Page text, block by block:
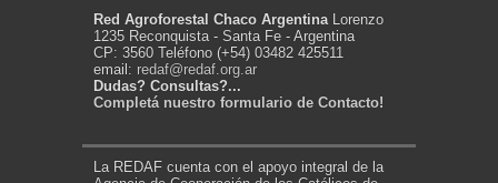
Red Agroforestal Chaco Argentina Lorenzo
1235 Reconquista - Santa Fe - Argentina
CP: 3560 Teléfono (+54) 03482 425511
email: redaf@redaf.org.ar
Dudas? Consultas?...
Completá nuestro formulario de Contacto!
La REDAF cuenta con el apoyo integral de la